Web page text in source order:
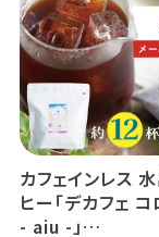
カフェインレス
ヒー「デカフェ
- aiu -」